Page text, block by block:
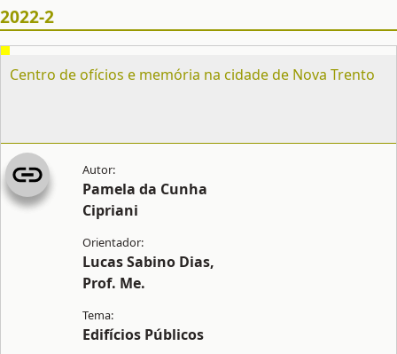
2022-2
Centro de ofícios e memória na cidade de Nova Trento
Pamela da Cunha
Cipriani
Lucas Sabino Dias,
Prof. Me.
Edifícios Públicos